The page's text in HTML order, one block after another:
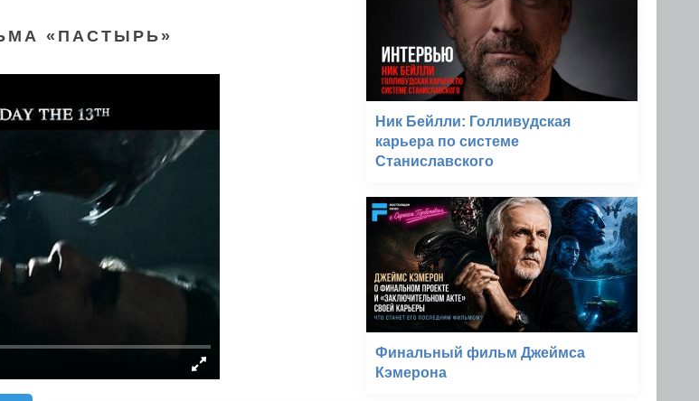
«ПАСТЫРЬ»
Ник Бейлли: Голливудская
карьера по системе
Станиславского
Финальный фильм Джеймса
Кэмерона